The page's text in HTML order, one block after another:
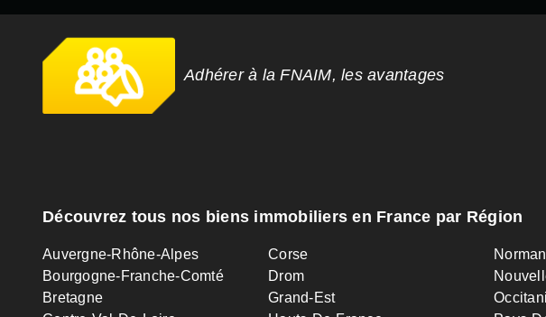
Adhérer à la FNAIM, les avantages
Découvrez tous nos biens immobiliers en France par Région
Auvergne-Rhône-Alpes
Bourgogne-Franche-Comté
Bretagne
Corse
Drom
Grand-Est